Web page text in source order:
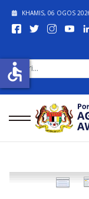
KHAMIS, 06 OGOS
CARI...
accessible